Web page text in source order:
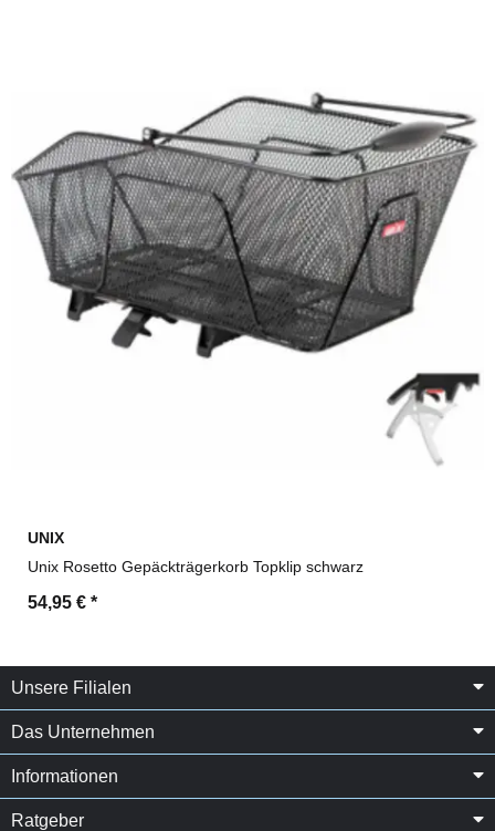
UNIX
Unix Rosetto Gepäckträgerkorb Topklip schwarz
54,95 € *
Unsere Filialen
Das Unternehmen
Informationen
Ratgeber